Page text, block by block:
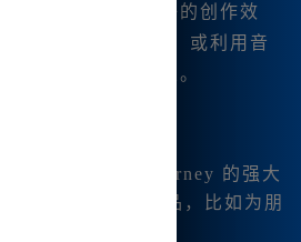
工具，以达到更好的创作效
话助手获取灵感，或利用音
作品添加背景音乐。
品
：利用 Midjourney 的强大
许多定制化的作品，比如为朋
色的礼物。